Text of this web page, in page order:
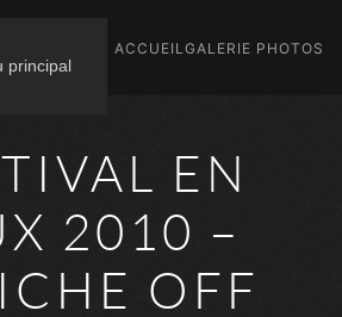
principal
ACCUEIL GALERIE PHOTOS
EN
2010 –
OFF